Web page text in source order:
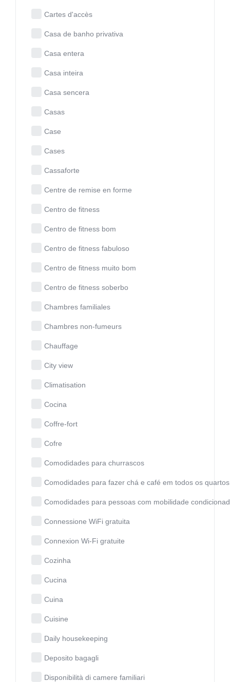
Cartes d'accès
Casa de banho privativa
Casa entera
Casa inteira
Casa sencera
Casas
Case
Cases
Cassaforte
Centre de remise en forme
Centro de fitness
Centro de fitness bom
Centro de fitness fabuloso
Centro de fitness muito bom
Centro de fitness soberbo
Chambres familiales
Chambres non-fumeurs
Chauffage
City view
Climatisation
Cocina
Coffre-fort
Cofre
Comodidades para churrascos
Comodidades para fazer chá e café em todos os quartos
Comodidades para pessoas com mobilidade
Connessione WiFi gratuita
Connexion Wi-Fi gratuite
Cozinha
Cucina
Cuina
Cuisine
Daily housekeeping
Deposito bagagli
Disponibilità di camere familiari